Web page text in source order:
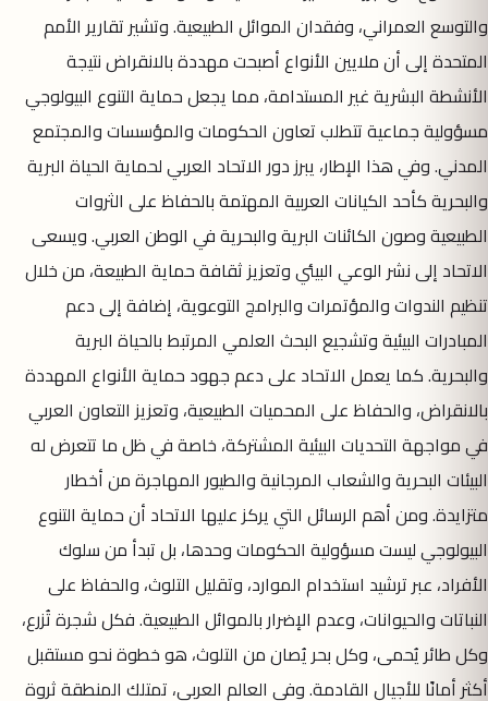
والتوسع العمراني، وفقدان الموائل الطبيعية. وتشير تقارير الأمم
المتحدة إلى أن ملايين الأنواع أصبحت مهددة بالانقراض نتيجة
الأنشطة البشرية غير المستدامة، مما يجعل حماية التنوع البيولوجي
مسؤولية جماعية تتطلب تعاون الحكومات والمؤسسات والمجتمع
المدني. وفي هذا الإطار، يبرز دور الاتحاد العربي لحماية الحياة البرية
والبحرية كأحد الكيانات العربية المهتمة بالحفاظ على الثروات
الطبيعية وصون الكائنات البرية والبحرية في الوطن العربي. ويسعى
الاتحاد إلى نشر الوعي البيئي وتعزيز ثقافة حماية الطبيعة، من خلال
تنظيم الندوات والمؤتمرات والبرامج التوعوية، إضافة إلى دعم
المبادرات البيئية وتشجيع البحث العلمي المرتبط بالحياة البرية
والبحرية. كما يعمل الاتحاد على دعم جهود حماية الأنواع المهددة
بالانقراض، والحفاظ على المحميات الطبيعية، وتعزيز التعاون العربي
في مواجهة التحديات البيئية المشتركة، خاصة في ظل ما تتعرض له
البيئات البحرية والشعاب المرجانية والطيور المهاجرة من أخطار
متزايدة. ومن أهم الرسائل التي يركز عليها الاتحاد أن حماية التنوع
البيولوجي ليست مسؤولية الحكومات وحدها، بل تبدأ من سلوك
الأفراد، عبر ترشيد استخدام الموارد، وتقليل التلوث، والحفاظ على
النباتات والحيوانات، وعدم الإضرار بالموائل الطبيعية. فكل شجرة تُزرع،
وكل طائر يُحمى، وكل بحر يُصان من التلوث، هو خطوة نحو مستقبل
أكثر أمانًا للأجيال القادمة. وفي العالم العربي، تمتلك المنطقة ثروة